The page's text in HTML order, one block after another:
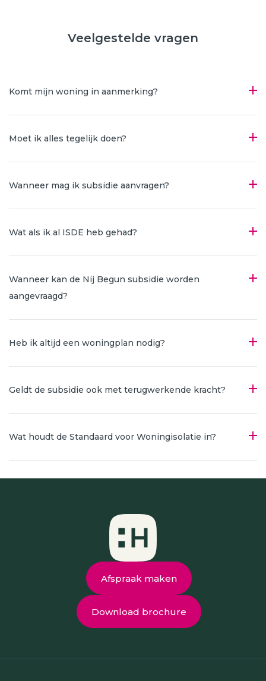
Veelgestelde vragen
Komt mijn woning in aanmerking?
Moet ik alles tegelijk doen?
Wanneer mag ik subsidie aanvragen?
Wat als ik al ISDE heb gehad?
Wanneer kan de Nij Begun subsidie worden
aangevraagd?
Heb ik altijd een woningplan nodig?
Geldt de subsidie ook met terugwerkende kracht?
Wat houdt de Standaard voor Woningisolatie in?
Afspraak maken
Download brochure